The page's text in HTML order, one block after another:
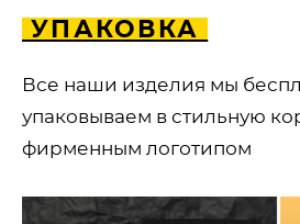
УПАКОВКА
Все наши изделия мы
упаковываем в стильную
фирменным логотипом